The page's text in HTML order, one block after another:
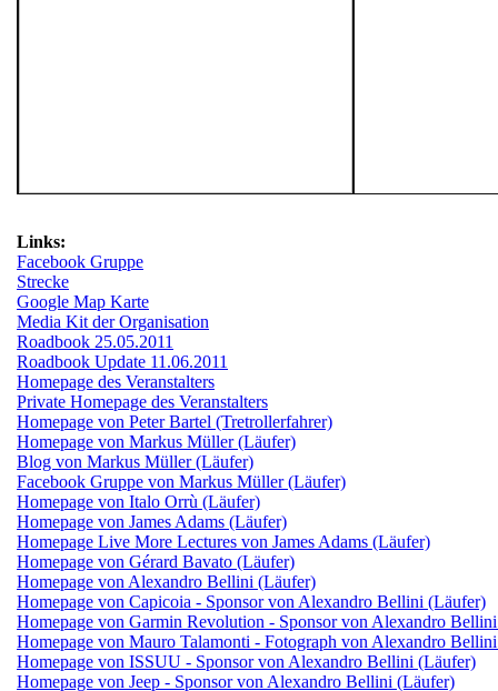
Links:
Facebook Gruppe
Strecke
Google Map Karte
Media Kit der Organisation
Roadbook 25.05.2011
Roadbook Update 11.06.2011
Homepage des Veranstalters
Private Homepage des Veranstalters
Homepage von Peter Bartel (Tretrollerfahrer)
Homepage von Markus Müller (Läufer)
Blog von Markus Müller (Läufer)
Facebook Gruppe von Markus Müller (Läufer)
Homepage von Italo Orrù (Läufer)
Homepage von James Adams (Läufer)
Homepage Live More Lectures von James Adams (Läufer)
Homepage von Gérard Bavato (Läufer)
Homepage von Alexandro Bellini (Läufer)
Homepage von Capicoia - Sponsor von Alexandro Bellini (Läufer)
Homepage von Garmin Revolution - Sponsor von Alexandro
Homepage von Mauro Talamonti - Fotograph von Alexandro
Homepage von ISSUU - Sponsor von Alexandro Bellini (Läufer)
Homepage von Jeep - Sponsor von Alexandro Bellini (Läufer)